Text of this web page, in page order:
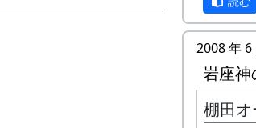
毎年、6
田圃の
2008 年 6
岩座神
棚田